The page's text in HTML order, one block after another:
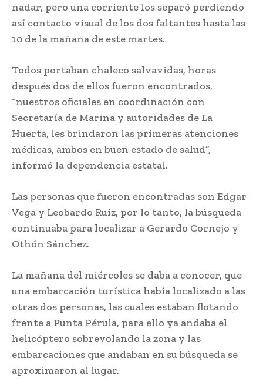
nadar, pero una corriente los separó perdiendo
así contacto visual de los dos faltantes hasta las
10 de la mañana de este martes.
Todos portaban chaleco salvavidas, horas
después dos de ellos fueron encontrados,
“nuestros oficiales en coordinación con
Secretaría de Marina y autoridades de La
Huerta, les brindaron las primeras atenciones
médicas, ambos en buen estado de salud”,
informó la dependencia estatal.
Las personas que fueron encontradas son Edgar
Vega y Leobardo Ruiz, por lo tanto, la búsqueda
continuaba para localizar a Gerardo Cornejo y
Othón Sánchez.
La mañana del miércoles se daba a conocer, que
una embarcación turística había localizado a las
otras dos personas, las cuales estaban flotando
frente a Punta Pérula, para ello ya andaba el
helicóptero sobrevolando la zona y las
embarcaciones que andaban en su búsqueda se
aproximaron al lugar.